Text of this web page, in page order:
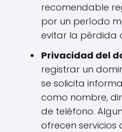
recomendable
por un período
evitar la pérdida
Privacidad del
registrar un
se solicita
como nombre,
de teléfono.
ofrecen